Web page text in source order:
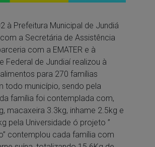
à Prefeitura Municipal de Jundiá
a Secretária de Assistência
com a EMATER e à
Federal de Jundiaí realizou à
para 270 famílias
todo município, sendo pela
família foi contemplada com,
macaxeira 3.3kg, inhame 2.5kg e
pela Universidade ó projeto ”
contemplou cada família com